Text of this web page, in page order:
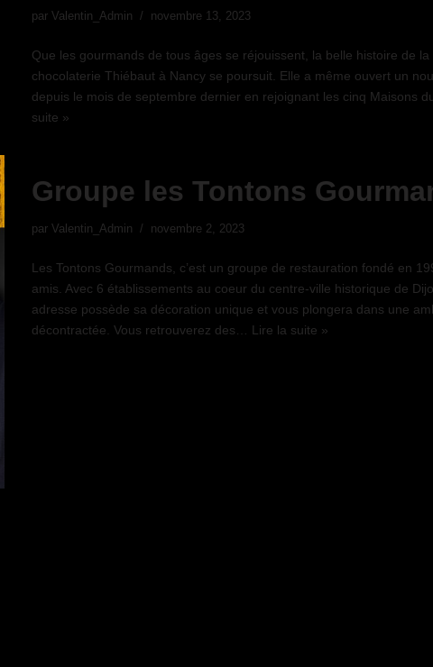
par Valentin_Admin novembre 13, 2023
Que les gourmands de tous âges se réjouissent, la belle histoire de la
chocolaterie Thiébaut à Nancy se poursuit. Elle a même ouvert un
depuis le mois de septembre dernier en rejoignant les cinq Maisons
suite »
Groupe les Tontons
par Valentin_Admin novembre 2, 2023
Les Tontons Gourmands, c’est un groupe de restauration fondé en
amis. Avec 6 établissements au coeur du centre-ville historique de
adresse possède sa décoration unique et vous plongera dans une
décontractée. Vous retrouverez des… Lire la suite »